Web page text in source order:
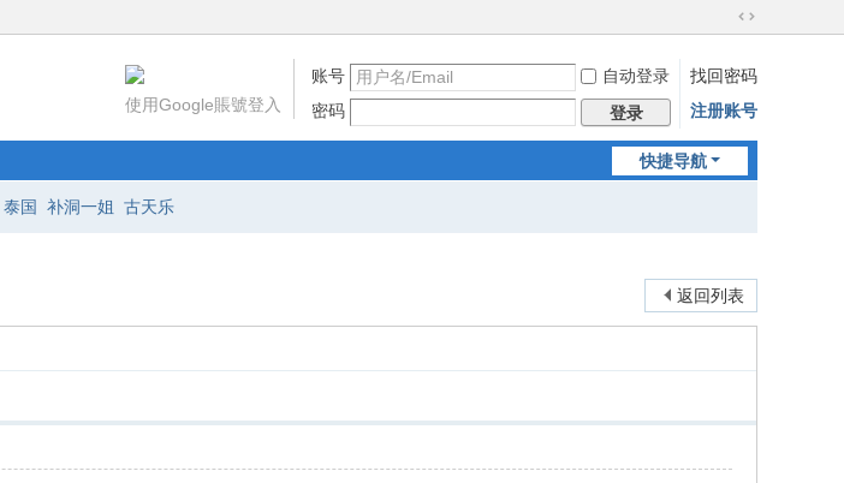
切
到
宽
版
账号 自动登录
找回密码
密码
登录 注册账号
使用Google賬號登入
快捷导航
泰国 补洞一姐 古天乐
返回列表